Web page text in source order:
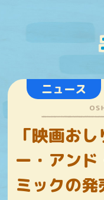
ニュース
「映画お
ー・アン
ミックの発